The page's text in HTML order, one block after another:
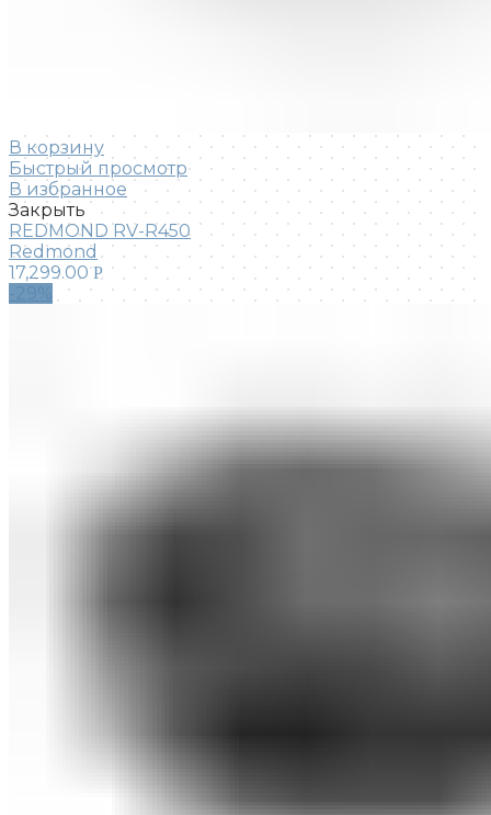
В корзину
Быстрый просмотр
В избранное
Закрыть
REDMOND RV-R450
Redmond
17,299.00Р